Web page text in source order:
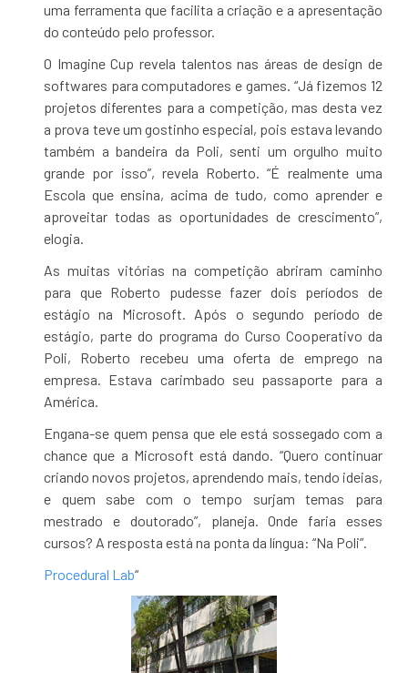
uma ferramenta que facilita a criação e a apresentação
do conteúdo pelo professor.
O Imagine Cup revela talentos nas áreas de design de
softwares para computadores e games. “Já fizemos 12
projetos diferentes para a competição, mas desta vez
a prova teve um gostinho especial, pois estava levando
também a bandeira da Poli, senti um orgulho muito
grande por isso”, revela Roberto. “É realmente uma
Escola que ensina, acima de tudo, como aprender e
aproveitar todas as oportunidades de crescimento”,
elogia.
As muitas vitórias na competição abriram caminho
para que Roberto pudesse fazer dois períodos de
estágio na Microsoft. Após o segundo período de
estágio, parte do programa do Curso Cooperativo da
Poli, Roberto recebeu uma oferta de emprego na
empresa. Estava carimbado seu passaporte para a
América.
Engana-se quem pensa que ele está sossegado com a
chance que a Microsoft está dando. “Quero continuar
criando novos projetos, aprendendo mais, tendo ideias,
e quem sabe com o tempo surjam temas para
mestrado e doutorado”, planeja. Onde faria esses
cursos? A resposta está na ponta da língua: “Na Poli”.
Procedural Lab“